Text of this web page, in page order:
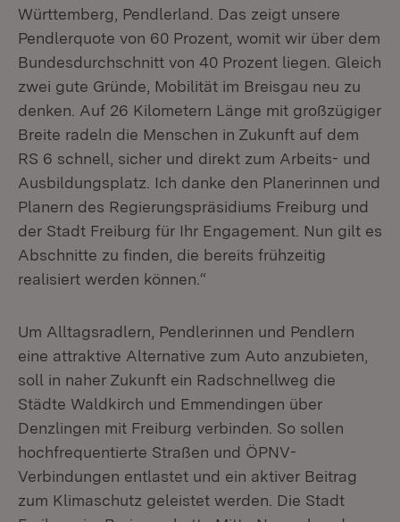
Württemberg, Pendlerland. Das zeigt unsere
Pendlerquote von 60 Prozent, womit wir über dem
Bundesdurchschnitt von 40 Prozent liegen. Gleich
zwei gute Gründe, Mobilität im Breisgau neu zu
denken. Auf 26 Kilometern Länge mit großzügiger
Breite radeln die Menschen in Zukunft auf dem
RS 6 schnell, sicher und direkt zum Arbeits- und
Ausbildungsplatz. Ich danke den Planerinnen und
Planern des Regierungspräsidiums Freiburg und
der Stadt Freiburg für Ihr Engagement. Nun gilt es
Abschnitte zu finden, die bereits frühzeitig
realisiert werden können.“
Um Alltagsradlern, Pendlerinnen und Pendlern
eine attraktive Alternative zum Auto anzubieten,
soll in naher Zukunft ein Radschnellweg die
Städte Waldkirch und Emmendingen über
Denzlingen mit Freiburg verbinden. So sollen
hochfrequentierte Straßen und ÖPNV-
Verbindungen entlastet und ein aktiver Beitrag
zum Klimaschutz geleistet werden. Die Stadt